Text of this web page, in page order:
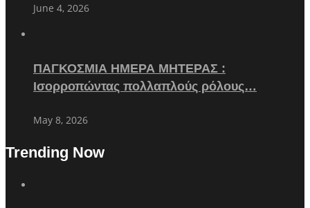
June 4, 2026
ΠΑΓΚΟΣΜΙΑ ΗΜΕΡΑ ΜΗΤΕΡΑΣ :
Ισορροπώντας πολλαπλούς ρόλους…
May 8, 2026
Trending Now